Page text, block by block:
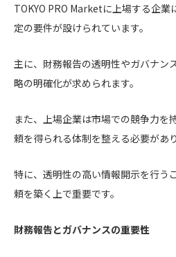
TOKYO PRO Marketに上場する企
定の要件が設けられています。
主に、財務報告の透明性やガバナン
略の明確化が求められます。
また、上場企業は市場での競争力を
頼を得られる体制を整える必要があり
特に、透明性の高い情報開示を行う
頼を築く上で重要です。
財務報告とガバナンスの重要性